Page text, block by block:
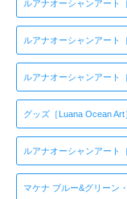
ルアナオーシャンアート
ルアナオーシャンアート
ルアナオーシャンアート
グッズ［Luana Ocean Art
ルアナオーシャンアート
マケナ ブルー&グリーン